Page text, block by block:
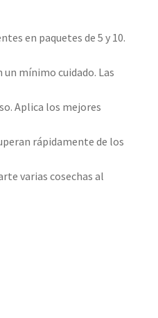
en paquetes de 5 y 10.
mínimo cuidado. Las
Aplica los mejores
rápidamente de los
varias cosechas al